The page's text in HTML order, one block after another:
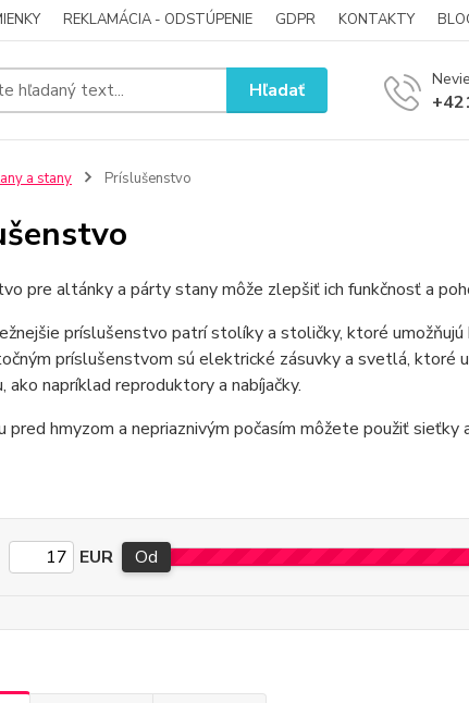
REKLAMÁCIA - ODSTÚPENIE GDPR KONTAKTY
Hľadať
a stany Príslušenstvo
pre altánky a párty stany môže zlepšiť ich funkčnosť a
príslušenstvo patrí stolíky a stoličky, ktoré
príslušenstvom sú elektrické zásuvky a svetlá, ktoré
ako napríklad reproduktory a nabíjačky.
pred hmyzom a nepriaznivým počasím môžete použiť
EUR Od